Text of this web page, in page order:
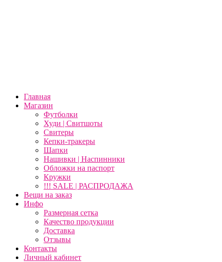
Главная
Магазин
Футболки
Худи | Свитшоты
Свитеры
Кепки-тракеры
Шапки
Нашивки | Наспинники
Обложки на паспорт
Кружки
!!! SALE | РАСПРОДАЖА
Вещи на заказ
Инфо
Размерная сетка
Качество продукции
Доставка
Отзывы
Контакты
Личный кабинет